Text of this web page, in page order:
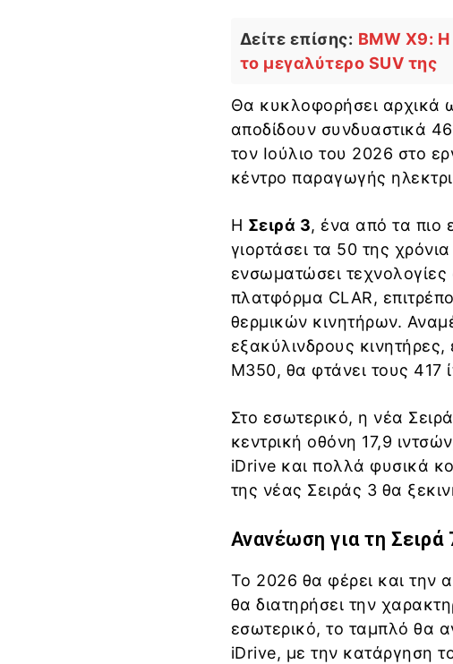
Δείτε επίσης: BMW X9:
το μεγαλύτερο SUV της
Θα κυκλοφορήσει αρχικά
αποδίδουν συνδυαστικά
τον Ιούλιο του 2026 στο
κέντρο παραγωγής
Η Σειρά 3, ένα από τα πιο
γιορτάσει τα 50 της
ενσωματώσει τεχνολογίες
πλατφόρμα CLAR,
θερμικών κινητήρων.
εξακύλινδρους
M350, θα φτάνει τους 417
Στο εσωτερικό, η νέα
κεντρική οθόνη 17,9
iDrive και πολλά φυσικά
της νέας Σειράς 3 θα
Ανανέωση για τη Σειρά
Το 2026 θα φέρει και την
θα διατηρήσει την
εσωτερικό, το ταμπλό θα
iDrive, με την κατάργηση